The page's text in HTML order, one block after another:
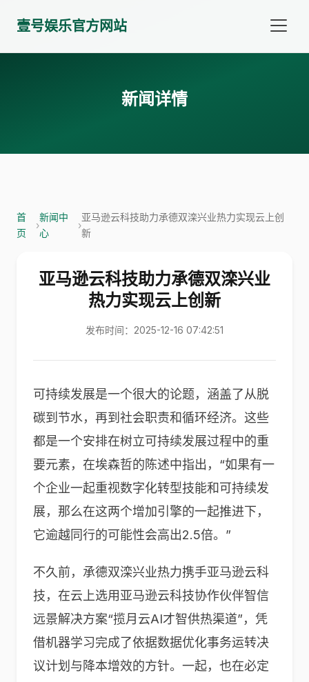
壹号娱乐官方网站
新闻详情
首
页
›
新闻中
心
›
亚马逊云科技助力承德双滦兴业热力实现云上创
新
亚马逊云科技助力承德双滦兴业
热力实现云上创新
发布时间：2025-12-16 07:42:51
可持续发展是一个很大的论题，涵盖了从脱
碳到节水，再到社会职责和循环经济。这些
都是一个安排在树立可持续发展过程中的重
要元素，在埃森哲的陈述中指出，“如果有一
个企业一起重视数字化转型技能和可持续发
展，那么在这两个增加引擎的一起推进下，
它逾越同行的可能性会高出2.5倍。”
不久前，承德双滦兴业热力携手亚马逊云科
技，在云上选用亚马逊云科技协作伙伴智信
远景解决方案“揽月云AI才智供热渠道”，凭
借机器学习完成了依据数据优化事务运转决
议计划与降本增效的方针。一起，也在必定